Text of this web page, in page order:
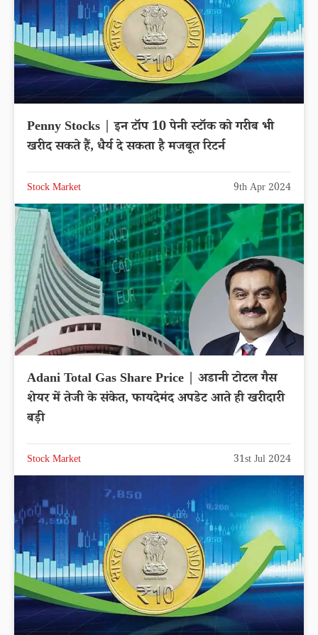
Penny Stocks | इन टॉप 10 पेनी स्टॉक को गरीब भी
खरीद सकते हैं, धैर्य दे सकता है मजबूत रिटर्न
Stock Market 9th Apr 2024
Adani Total Gas Share Price | अडानी टोटल गैस
शेयर में तेजी के संकेत, फायदेमंद अपडेट आते ही खरीदारी
बड़ी
Stock Market 31st Jul 2024